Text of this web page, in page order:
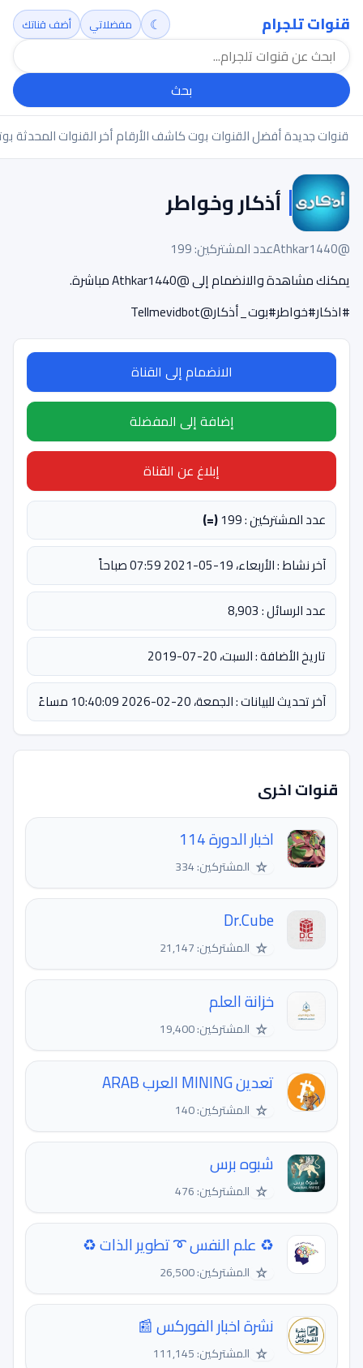
قنوات تلجرام
بحث
☾ مفضلاتي أضف قناتك
قنوات جديدةأفضل القنواتبوت كاشف الأرقامأخر القنوات المحدثة
أذكار وخواطر
@Athkar1440
عدد المشتركين: 199
يمكنك مشاهدة والانضمام إلى @Athkar1440 مباشرة.
#اذكار#خواطر#بوت_أذكار@Tellmevidbot
الانضمام إلى القناة
إضافة إلى المفضلة
إبلاغ عن القناة
عدد المشتركين : 199
(=)
آخر نشاط : الأربعاء، 19-05-2021 07:59 صباحاً
عدد الرسائل : 8,903
تاريخ الأضافة : السبت، 20-07-2019
آخر تحديث للبيانات : الجمعة، 20-02-2026 10:40:09 مساءً
قنوات اخرى
اخبار الدورة 114
☆ المشتركين: 334
Dr.Cube
☆ المشتركين: 21,147
خزانة العلم
☆ المشتركين: 19,400
تعدين MINING العرب ARAB
☆ المشتركين: 140
شبوه برس
☆ المشتركين: 476
♻️ علم النفس ➰ تطوير الذات ♻️
☆ المشتركين: 26,500
نشرة اخبار الفوركس 📰
☆ المشتركين: 111,145